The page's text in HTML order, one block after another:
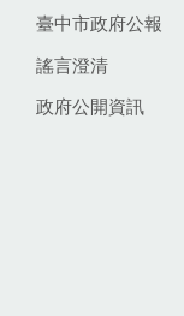
臺中市政府公報
謠言澄清
政府公開資訊